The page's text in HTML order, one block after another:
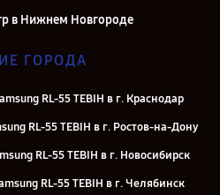
в Нижнем Новгороде
ГОРОДА
RL-55 TEBIH в г. Краснодар
RL-55 TEBIH в г. Ростов-на-Дону
RL-55 TEBIH в г. Новосибирск
RL-55 TEBIH в г. Челябинск